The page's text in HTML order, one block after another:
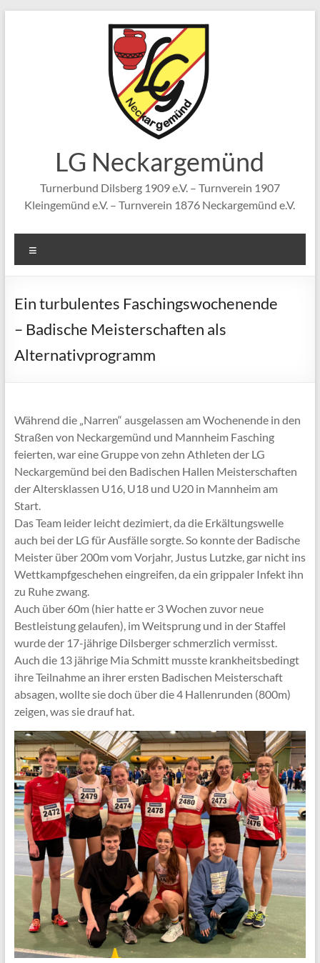
LG Neckargemünd
Turnerbund Dilsberg 1909 e.V. – Turnverein 1907
Kleingemünd e.V. – Turnverein 1876 Neckargemünd e.V.
Ein turbulentes Faschingswochenende
– Badische Meisterschaften als
Alternativprogramm
Während die „Narren“ ausgelassen am Wochenende in den
Straßen von Neckargemünd und Mannheim Fasching
feierten, war eine Gruppe von zehn Athleten der LG
Neckargemünd bei den Badischen Hallen Meisterschaften
der Altersklassen U16, U18 und U20 in Mannheim am
Start.
Das Team leider leicht dezimiert, da die Erkältungswelle
auch bei der LG für Ausfälle sorgte. So konnte der Badische
Meister über 200m vom Vorjahr, Justus Lutzke, gar nicht ins
Wettkampfgeschehen eingreifen, da ein grippaler Infekt ihn
zu Ruhe zwang.
Auch über 60m (hier hatte er 3 Wochen zuvor neue
Bestleistung gelaufen), im Weitsprung und in der Staffel
wurde der 17-jährige Dilsberger schmerzlich vermisst.
Auch die 13 jährige Mia Schmitt musste krankheitsbedingt
ihre Teilnahme an ihrer ersten Badischen Meisterschaft
absagen, wollte sie doch über die 4 Hallenrunden (800m)
zeigen, was sie drauf hat.